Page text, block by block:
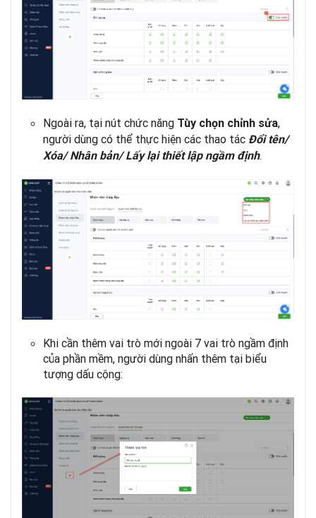
Ngoài ra, tại nút chức năng Tùy chọn chỉnh sửa,
người dùng có thể thực hiện các thao tác Đổi tên/
Xóa/ Nhân bản/ Lấy lại thiết lập ngầm định.
Khi cần thêm vai trò mới ngoài 7 vai trò ngầm định
của phần mềm, người dùng nhấn thêm tại biểu
tượng dấu cộng: